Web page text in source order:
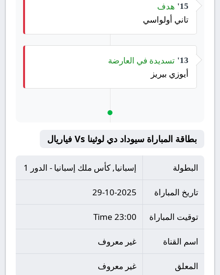
15'
هدف
تاني أولواسي
13' تسديدة في العارضة
أيوزي بيريز
بطاقة المباراة سيوداد دي لوثينا Vs فياريال
البطولة إسبانيا, كأس ملك إسبانيا - الدور 1
تاريخ المباراة 29-10-2025
توقيت المباراة 23:00 Time
اسم القناة غير معروف
المعلق غير معروف